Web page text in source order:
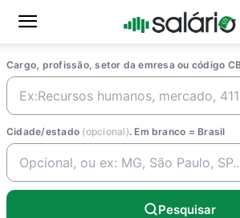
Cargo, profissão, setor da emresa ou código
Cidade/estado (opcional). Em branco = Brasil
Pesquisar